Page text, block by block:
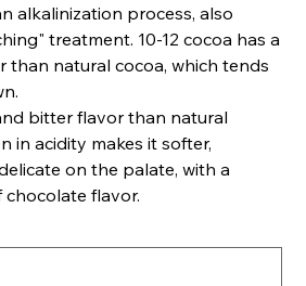
alkalinization process, also
treatment. 10-12 cocoa has a
than natural cocoa, which tends
bitter flavor than natural
in acidity makes it softer,
on the palate, with a
flavor.